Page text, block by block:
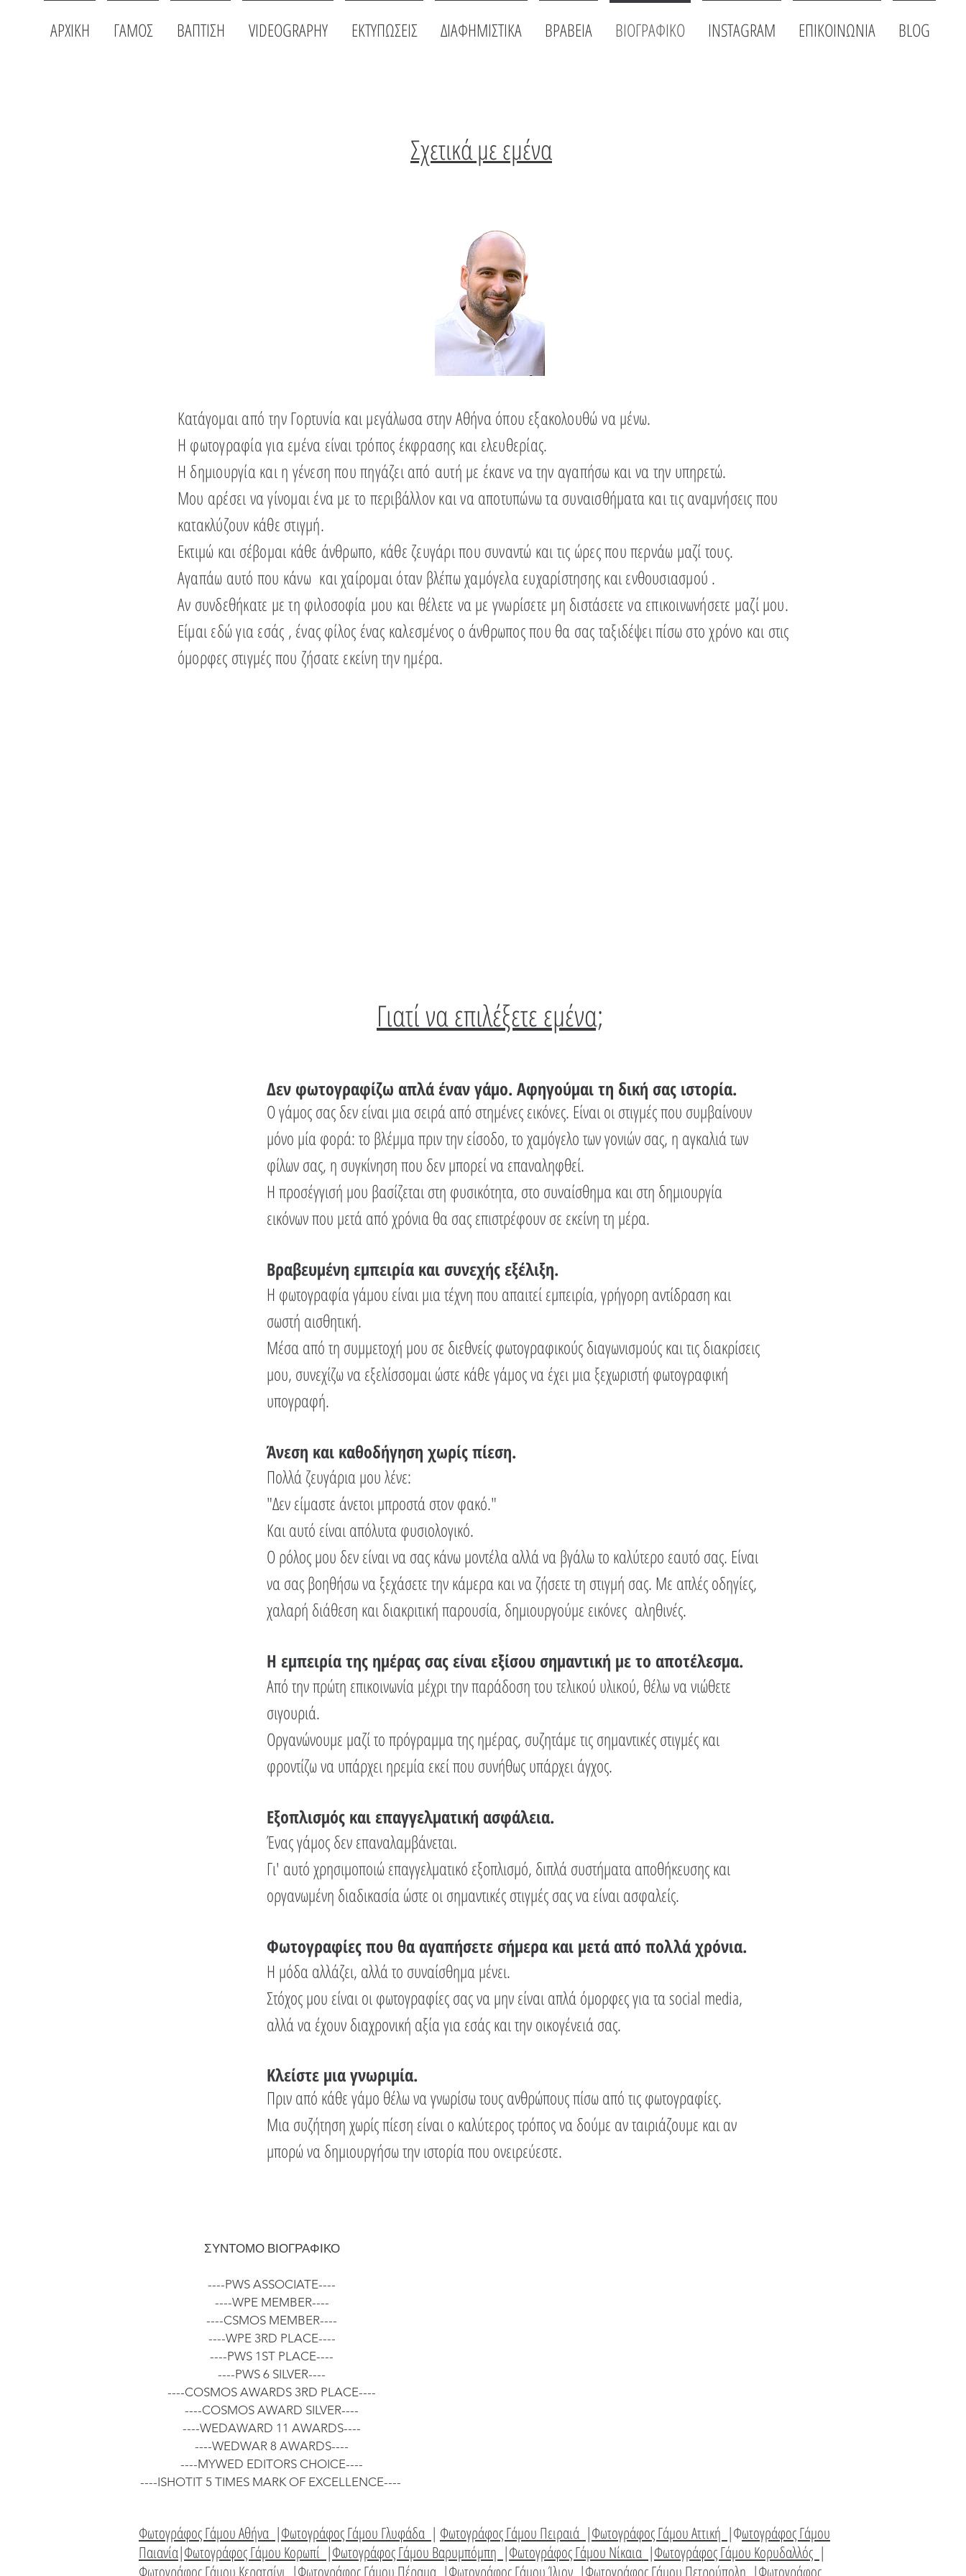
ΑΡΧΙΚΗ ΓΑΜΟΣ ΒΑΠΤΙΣΗ VIDEOGRAPHY ΕΚΤΥΠΩΣΕΙΣ ΔΙΑΦΗΜΙΣΤΙΚΑ ΒΡΑΒΕΙΑ ΒΙΟΓΡΑΦΙΚΟ INSTAGRAM ΕΠΙΚΟΙΝΩΝΙΑ BLOG
Σχετικά με εμένα
Κατάγομαιαπό την Γορτυνία και μεγάλωσα στην Αθήνα όπου εξακολουθώνα μένω.
Η φωτογραφία για εμένα είναι τρόπος έκφρασης και ελευθερίας.
Η δημιουργία και η γένεση που πηγάζειαπό αυτή με έκανε να την αγαπήσω και να την υπηρετώ.
Μου αρέσει να γίνομαι ένα με το περιβάλλον και να αποτυπώνω τα συναισθήματα και τις αναμνήσεις που
κατακλύζουν κάθε στιγμή.
Εκτιμώ και σέβομαι κάθε άνθρωπο, κάθε ζευγάρι που συναντώ και τις ώρες που περνάω μαζί τους.
Αγαπάω αυτό που κάνω και χαίρομαι όταν βλέπω χαμόγελα ευχαρίστησης και ενθουσιασμού .
Αν συνδεθήκατε με τη φιλοσοφία μου και θέλετε να με γνωρίσετε μη διστάσετε να επικοινωνήσετε μαζί μου.
Είμαι εδώ για εσάς , ένας φίλος ένας καλεσμένος ο άνθρωπος που θα σας ταξιδέψει πίσω στο χρόνο και στις
όμορφες στιγμές που ζήσατε εκείνη την ημέρα.
Γιατί να επιλέξετε εμένα;
Δεν φωτογραφίζω απλά έναν γάμο. Αφηγούμαι τη δική σας ιστορία.
Ο γάμος σας δεν είναι μια σειρά από στημένες εικόνες. Είναι οι στιγμές που συμβαίνουν
μόνο μία φορά: το βλέμμα πριν την είσοδο, το χαμόγελο των γονιών σας, η αγκαλιά των
φίλων σας, η συγκίνηση που δεν μπορεί να επαναληφθεί.
Η προσέγγισή μου βασίζεται στη φυσικότητα, στο συναίσθημα και στη δημιουργία
εικόνων που μετά από χρόνια θα σας επιστρέφουν σε εκείνη τη μέρα.
Βραβευμένη εμπειρία και συνεχής εξέλιξη.
Η φωτογραφία γάμου είναι μια τέχνη που απαιτεί εμπειρία, γρήγορη αντίδραση και
σωστή αισθητική.
Μέσα από τη συμμετοχή μου σε διεθνείς φωτογραφικούς διαγωνισμούς και τις διακρίσεις
μου, συνεχίζω να εξελίσσομαι ώστε κάθε γάμος να έχει μια ξεχωριστή φωτογραφική
υπογραφή.
Άνεση και καθοδήγηση χωρίς πίεση.
Πολλά ζευγάρια μου λένε:
"Δεν είμαστε άνετοι μπροστά στον φακό."
Και αυτό είναι απόλυτα φυσιολογικό.
Ο ρόλος μου δεν είναι να σας κάνω μοντέλα αλλά να βγάλω το καλύτερο εαυτό σας. Είναι
να σας βοηθήσω να ξεχάσετε την κάμερα και να ζήσετε τη στιγμή σας. Με απλές οδηγίες,
χαλαρή διάθεση και διακριτική παρουσία, δημιουργούμε εικόνες αληθινές.
Η εμπειρία της ημέρας σας είναι εξίσου σημαντική με το αποτέλεσμα.
Από την πρώτη επικοινωνία μέχρι την παράδοση του τελικού υλικού, θέλω να νιώθετε
σιγουριά.
Οργανώνουμε μαζί το πρόγραμμα της ημέρας, συζητάμε τις σημαντικές στιγμές και
φροντίζω να υπάρχει ηρεμία εκεί που συνήθως υπάρχει άγχος.
Εξοπλισμός και επαγγελματική ασφάλεια.
Ένας γάμος δεν επαναλαμβάνεται.
Γι' αυτό χρησιμοποιώ επαγγελματικό εξοπλισμό, διπλά συστήματα αποθήκευσης και
οργανωμένη διαδικασία ώστε οι σημαντικές στιγμές σας να είναι ασφαλείς.
Φωτογραφίες που θα αγαπήσετε σήμερα και μετά από πολλά χρόνια.
Η μόδα αλλάζει, αλλά το συναίσθημα μένει.
Στόχος μου είναι οι φωτογραφίες σας να μην είναι απλά όμορφες για τα social media,
αλλά να έχουν διαχρονική αξία για εσάς και την οικογένειά σας.
Κλείστε μια γνωριμία.
Πριν από κάθε γάμο θέλω να γνωρίσω τους ανθρώπους πίσω από τις φωτογραφίες.
Μια συζήτηση χωρίς πίεση είναι ο καλύτερος τρόπος να δούμε αν ταιριάζουμε και αν
μπορώ να δημιουργήσω την ιστορία που ονειρεύεστε.
ΣΥΝΤΟΜΟ ΒΙΟΓΡΑΦΙΚΟ
----PWS ASSOCIATE----
----WPE MEMBER----
----CSMOS MEMBER----
----WPE 3RD PLACE----
----PWS 1ST PLACE----
----PWS 6 SILVER----
----COSMOS AWARDS 3RD PLACE----
----COSMOS AWARD SILVER----
----WEDAWARD 11 AWARDS----
----WEDWAR 8 AWARDS----
----MYWED EDITORS CHOICE----
----ISHOTIT 5 TIMES MARK OF EXCELLENCE----
Φωτογράφος Γάμου Αθήνα |Φωτογράφος Γάμου Γλυφάδα | Φωτογράφος Γάμου Πειραιά |Φωτογράφος Γάμου Αττική |Φωτογράφος Γάμου
Παιανία|Φωτογράφος Γάμου Κορωπί |Φωτογράφος Γάμου Βαρυμπόμπη |Φωτογράφος Γάμου Νίκαια |Φωτογράφος Γάμου Κορυδαλλός |
Φωτογράφος Γάμου Κερατσίνι |Φωτογράφος Γάμου Πέραμα |Φωτογράφος Γάμου Ίλιον |Φωτογράφος Γάμου Πετρούπολη |Φωτογράφος